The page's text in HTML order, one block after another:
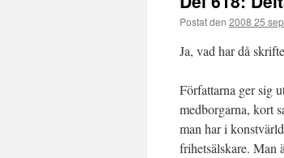
Postat den 2008 25
Ja, vad har då
Författarna ger sig
medborgarna, kort
man har i
frihetsälskare. Man